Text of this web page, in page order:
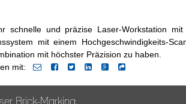
schnelle und präzise Laser-Workstation
mit einem Hochgeschwindigkeits-
mit höchster Präzision zu haben.
mit: